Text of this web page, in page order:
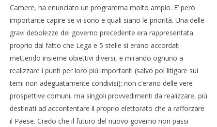
Camere, ha enunciato un programma molto ampio. E’ però
importante capire se vi sono e quali siano le priorità. Una delle
gravi debolezze del governo precedente era rappresentata
proprio dal fatto che Lega e 5 stelle si erano accordati
mettendo insieme obiettivi diversi, e mirando ognuno a
realizzare i punti per loro più importanti (salvo poi litigare sui
temi non adeguatamente condivisi); non c’erano delle vere
prospettive comuni, ma singoli provvedimenti da realizzare, più
destinati ad accontentare il proprio elettorato che a rafforzare
il Paese. Credo che il futuro del nuovo governo non passi